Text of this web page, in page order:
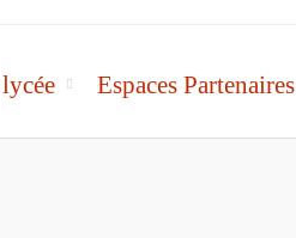
Espaces Partenaires